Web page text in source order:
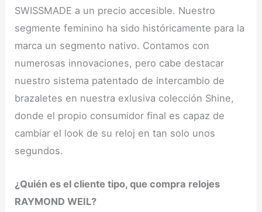
SWISSMADE a un precio accesible. Nuestro
segmente feminino ha sido históricamente para la
marca un segmento nativo. Contamos con
numerosas innovaciones, pero cabe destacar
nuestro sistema patentado de intercambio de
brazaletes en nuestra exlusiva colección Shine,
donde el propio consumidor final es capaz de
cambiar el look de su reloj en tan solo unos
segundos.
¿Quién es el cliente tipo, que compra relojes
RAYMOND WEIL?